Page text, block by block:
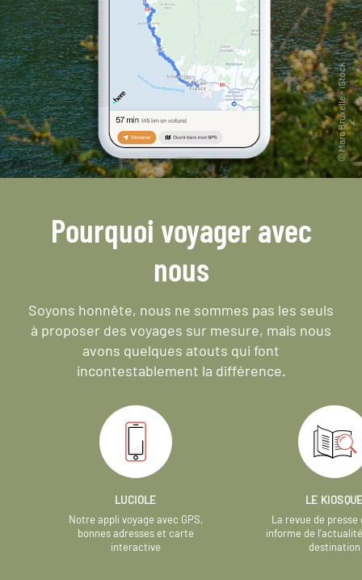
Pourquoi voyager avec
nous
Soyons honnête, nous ne sommes pas les seuls
à proposer des voyages sur mesure, mais nous
avons quelques atouts qui font
incontestablement la différence.
LUCIOLE
Notre appli voyage avec GPS,
bonnes adresses et carte
interactive
LE
La revue de presse
informe de
destination